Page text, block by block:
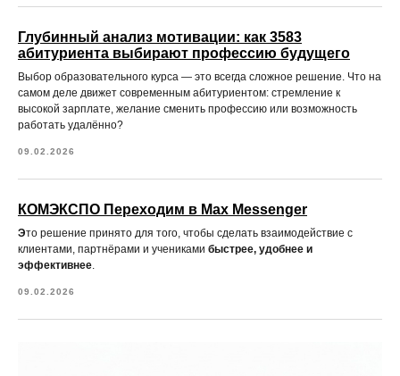
Глубинный анализ мотивации: как 3583
абитуриента выбирают профессию будущего
Выбор образовательного курса — это всегда сложное решение. Что на
самом деле движет современным абитуриентом: стремление к
высокой зарплате, желание сменить профессию или возможность
работать удалённо?
09.02.2026
КОМЭКСПО Переходим в Max Messenger
Это решение принято для того, чтобы сделать взаимодействие с
клиентами, партнёрами и учениками быстрее, удобнее и
эффективнее.
09.02.2026